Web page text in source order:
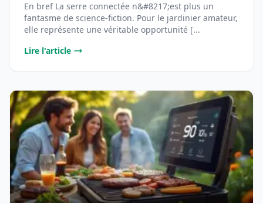
En bref La serre connectée n&#8217;est plus un
fantasme de science-fiction. Pour le jardinier amateur,
elle représente une véritable opportunité [...
Lire l'article